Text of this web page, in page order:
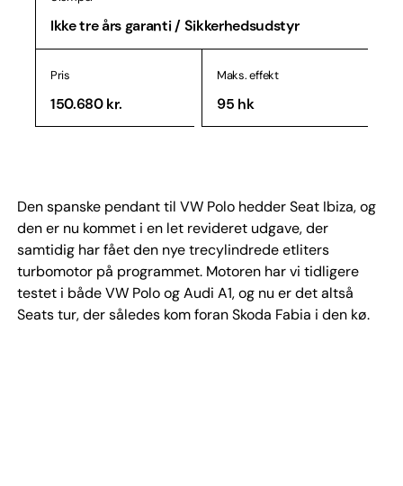
Ikke tre års garanti / Sikkerhedsudstyr
Pris
150.680 kr.
Maks. effekt
95 hk
Den spanske pendant til VW Polo hedder Seat Ibiza, og
den er nu kommet i en let revideret udgave, der
samtidig har fået den nye trecylindrede etliters
turbomotor på programmet. Motoren har vi tidligere
testet i både VW Polo og Audi A1, og nu er det altså
Seats tur, der således kom foran Skoda Fabia i den kø.